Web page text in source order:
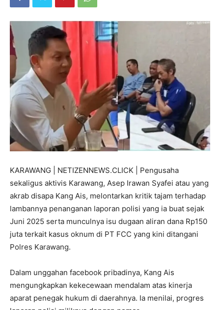
KARAWANG | NETIZENNEWS.CLICK | Pengusaha
sekaligus aktivis Karawang, Asep Irawan Syafei atau yang
akrab disapa Kang Ais, melontarkan kritik tajam terhadap
lambannya penanganan laporan polisi yang ia buat sejak
Juni 2025 serta munculnya isu dugaan aliran dana Rp150
juta terkait kasus oknum di PT FCC yang kini ditangani
Polres Karawang.
Dalam unggahan facebook pribadinya, Kang Ais
mengungkapkan kekecewaan mendalam atas kinerja
aparat penegak hukum di daerahnya. Ia menilai, progres